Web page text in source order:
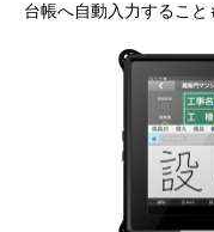
台帳へ自動入力すること